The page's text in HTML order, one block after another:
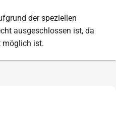
der speziellen
ausgeschlossen ist, da
möglich ist.